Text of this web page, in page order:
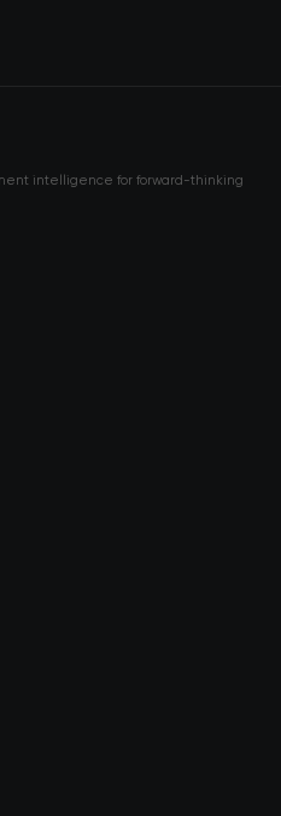
intelligence for forward-thinking